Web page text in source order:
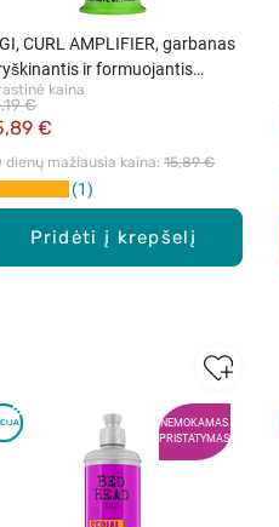
Pridėti į krepšelį
CURL AMPLIFIER, garbanas
ir formuojantis
113 ml
kaina
€
€
dienų mažiausia kaina: 15,89 €
1
NEMOKAMAS
PRISTATYMAS